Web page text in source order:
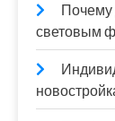
Почему
световым